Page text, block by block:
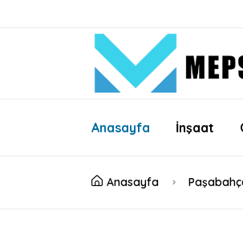
Anasayfa İnşaat
Anasayfa